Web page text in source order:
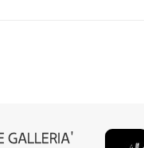
GALLERIA'